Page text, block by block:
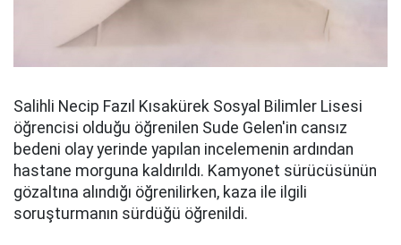
Salihli Necip Fazıl Kısakürek Sosyal Bilimler Lisesi
öğrencisi olduğu öğrenilen Sude Gelen'in cansız
bedeni olay yerinde yapılan incelemenin ardından
hastane morguna kaldırıldı. Kamyonet sürücüsünün
gözaltına alındığı öğrenilirken, kaza ile ilgili
soruşturmanın sürdüğü öğrenildi.